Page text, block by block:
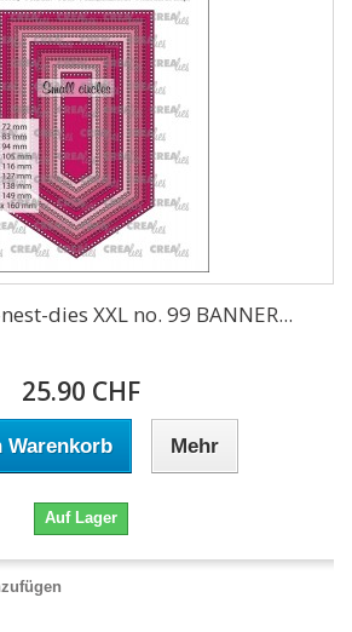
dies XXL no. 99 BANNER...
25.90 CHF
Warenkorb Mehr
Auf Lager